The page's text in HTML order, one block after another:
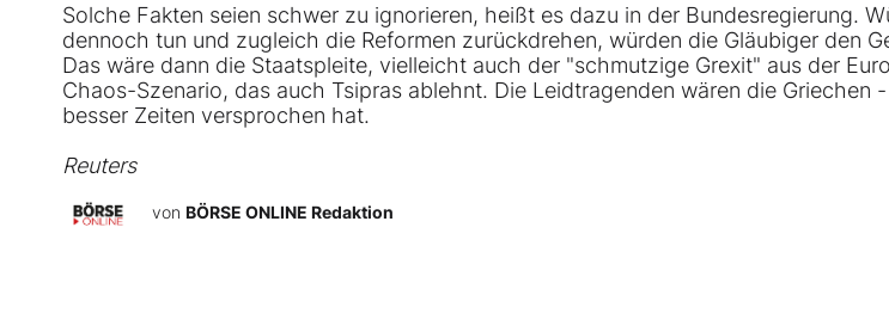
Solche Fakten seien schwer zu ignorieren, heißt es dazu in der Bundesregierung.
dennoch tun und zugleich die Reformen zurückdrehen, würden die Gläubiger den
Das wäre dann die Staatspleite, vielleicht auch der "schmutzige Grexit" aus der
Chaos-Szenario, das auch Tsipras ablehnt. Die Leidtragenden wären die Griechen
besser Zeiten versprochen hat.
Reuters
von BÖRSE ONLINE Redaktion